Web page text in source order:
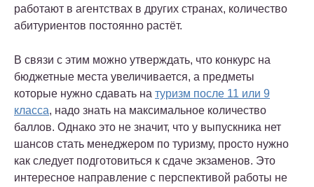
работают в агентствах в других странах, количество
абитуриентов постоянно растёт.
В связи с этим можно утверждать, что конкурс на
бюджетные места увеличивается, а предметы
которые нужно сдавать на туризм после 11 или 9
класса, надо знать на максимальное количество
баллов. Однако это не значит, что у выпускника нет
шансов стать менеджером по туризму, просто нужно
как следует подготовиться к сдаче экзаменов. Это
интересное направление с перспективой работы не